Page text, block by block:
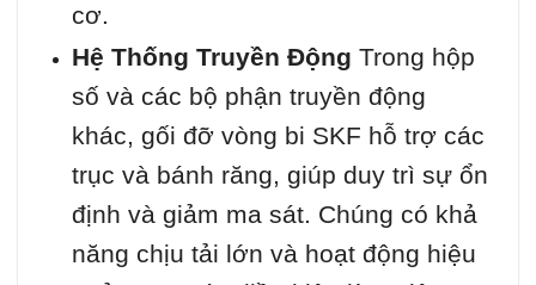
cơ.
Hệ Thống Truyền Động Trong hộp
số và các bộ phận truyền động
khác, gối đỡ vòng bi SKF hỗ trợ các
trục và bánh răng, giúp duy trì sự ổn
định và giảm ma sát. Chúng có khả
năng chịu tải lớn và hoạt động hiệu